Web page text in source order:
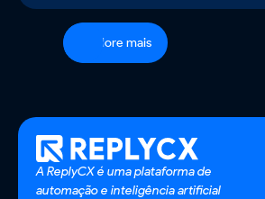
Transcrições
Explore mais
A ReplyCX é uma plataforma de
automação e inteligência artificial